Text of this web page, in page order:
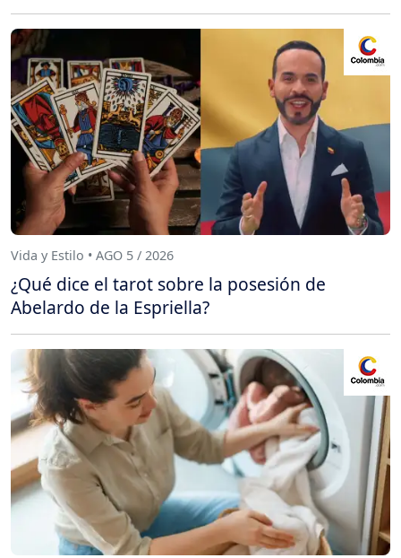
Vida y Estilo • AGO 5 / 2026
¿Qué dice el tarot sobre la posesión de
Abelardo de la Espriella?